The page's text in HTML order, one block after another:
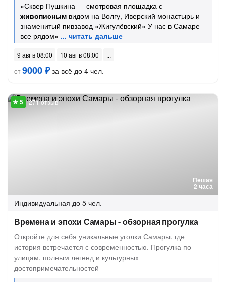
«Сквер Пушкина — смотровая площадка с
живописным видом на Волгу, Иверский монастырь и
знаменитый пивзавод «Жигулёвский» У нас в Самаре
все рядом»
9 авг в 08:00
10 авг в 08:00
от9000 ₽за всё до 4 чел.
Пешая
2 часа
271 отзыв
Индивидуальная до 5 чел.
Времена и эпохи Самары - обзорная прогулка
Откройте для себя уникальные уголки Самары, где
история встречается с современностью. Прогулка по
улицам, полным легенд и культурных
достопримечательностей